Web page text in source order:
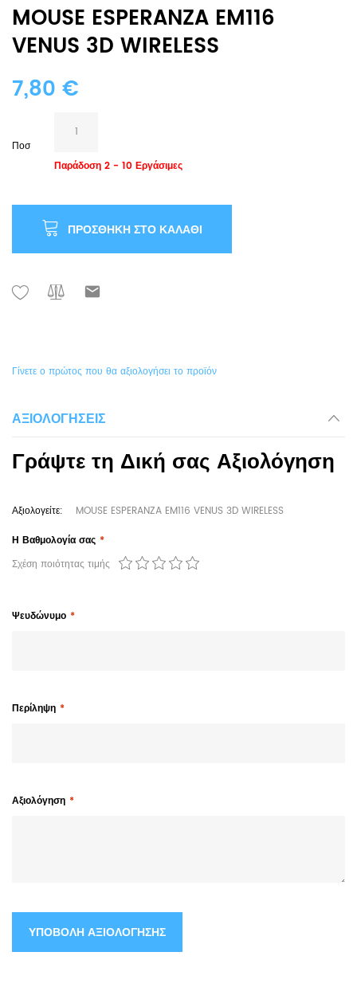
MOUSE ESPERANZA EM116
VENUS 3D WIRELESS
7,80 €
Ποσ
Παράδοση 2 - 10 Εργάσιμες
ΠΡΟΣΘΉΚΗ ΣΤΟ ΚΑΛΆΘΙ
Γίνετε ο πρώτος που θα αξιολογήσει το προϊόν
ΑΞΙΟΛΟΓΉΣΕΙΣ
Γράψτε τη Δική σας Αξιολόγηση
Αξιολογείτε:
MOUSE ESPERANZA EM116 VENUS 3D WIRELESS
Η Βαθμολογία σας
Σχέση ποιότητας τιμής
Ψευδώνυμο
Περίληψη
Αξιολόγηση
ΥΠΟΒΟΛΉ ΑΞΙΟΛΌΓΗΣΗΣ